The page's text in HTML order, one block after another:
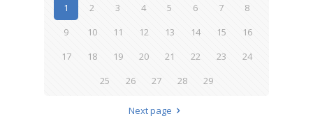
1 2 3 4 5 6 7
8
9
10 11 12 13 14 15
16
17
18 19 20 21 22 23
24
25
26 27 28 29
Next page